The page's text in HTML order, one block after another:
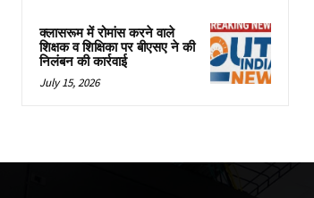
क्लासरूम में रोमांस करने वाले
शिक्षक व शिक्षिका पर बीएसए ने की
निलंबन की कार्रवाई
July 15, 2026